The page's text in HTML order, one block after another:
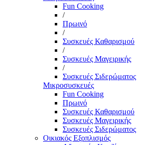
Fun Cooking
/
Πρωινό
/
Συσκευές Καθαρισμού
/
Συσκευές Μαγειρικής
/
Συσκευές Σιδερώματος
Μικροσυσκευές
Fun Cooking
Πρωινό
Συσκευές Καθαρισμού
Συσκευές Μαγειρικής
Συσκευές Σιδερώματος
Οικιακός Εξοπλισμός